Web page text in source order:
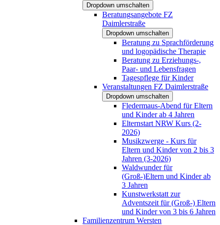
Dropdown umschalten
Beratungsangebote FZ
Daimlerstraße
Dropdown umschalten
Beratung zu Sprachförderung
und logopädische Therapie
Beratung zu Erziehungs-,
Paar- und Lebensfragen
Tagespflege für Kinder
Veranstaltungen FZ Daimlerstraße
Dropdown umschalten
Fledermaus-Abend für Eltern
und Kinder ab 4 Jahren
Elternstart NRW Kurs (2-
2026)
Musikzwerge - Kurs für
Eltern und Kinder von 2 bis 3
Jahren (3-2026)
Waldwunder für
(Groß-)Eltern und Kinder ab
3 Jahren
Kunstwerkstatt zur
Adventszeit für (Groß-) Eltern
und Kinder von 3 bis 6 Jahren
Familienzentrum Wersten